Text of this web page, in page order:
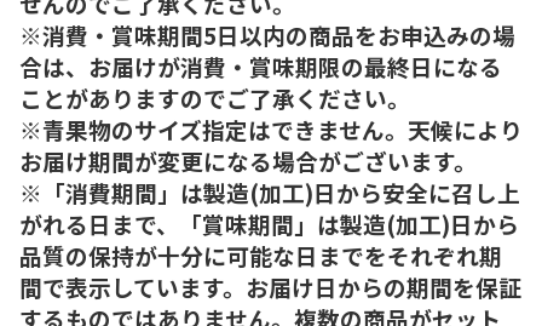
※消費・賞味期間5日以内の商品をお申込みの場
合は、お届けが消費・賞味期限の最終日になる
ことがありますのでご了承ください。
※青果物のサイズ指定はできません。天候により
お届け期間が変更になる場合がございます。
※「消費期間」は製造(加工)日から安全に召し上
がれる日まで、「賞味期間」は製造(加工)日から
品質の保持が十分に可能な日までをそれぞれ期
間で表示しています。お届け日からの期間を保証
するものではありません。複数の商品がセット